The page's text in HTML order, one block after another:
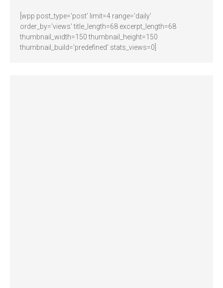
[wpp post_type='post' limit=4 range='daily'
order_by='views' title_length=68 excerpt_length=68
thumbnail_width=150 thumbnail_height=150
thumbnail_build='predefined' stats_views=0]